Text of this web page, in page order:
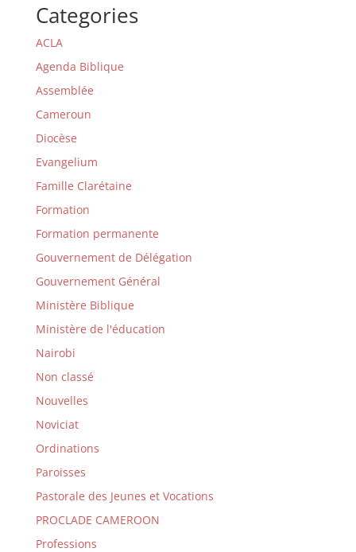
Categories
ACLA
Agenda Biblique
Assemblée
Cameroun
Diocèse
Evangelium
Famille Clarétaine
Formation
Formation permanente
Gouvernement de Délégation
Gouvernement Général
Ministère Biblique
Ministère de l'éducation
Nairobi
Non classé
Nouvelles
Noviciat
Ordinations
Paroisses
Pastorale des Jeunes et Vocations
PROCLADE CAMEROON
Professions